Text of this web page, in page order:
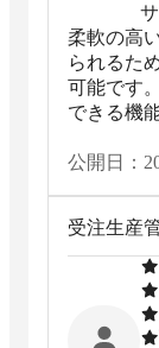
柔軟の高
られるた
可能です
できる機
す。さら
が向上し
公開日：
受注生産